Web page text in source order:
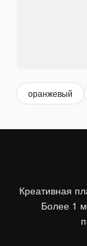
оранжевый
Креативная
Более 1